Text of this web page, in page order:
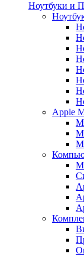
Ноутбуки и
Apple